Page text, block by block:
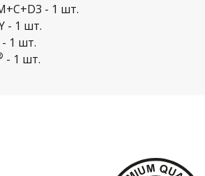
- 1 шт.
- 1 шт.
- 1 шт.
- 1 шт.